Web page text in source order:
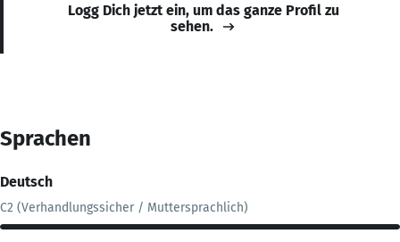
Logg Dich jetzt ein, um das ganze Profil zu
sehen.
Sprachen
Deutsch
C2 (Verhandlungssicher / Muttersprachlich)